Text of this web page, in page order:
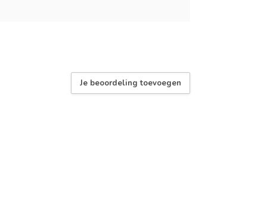
Je beoordeling toevoegen